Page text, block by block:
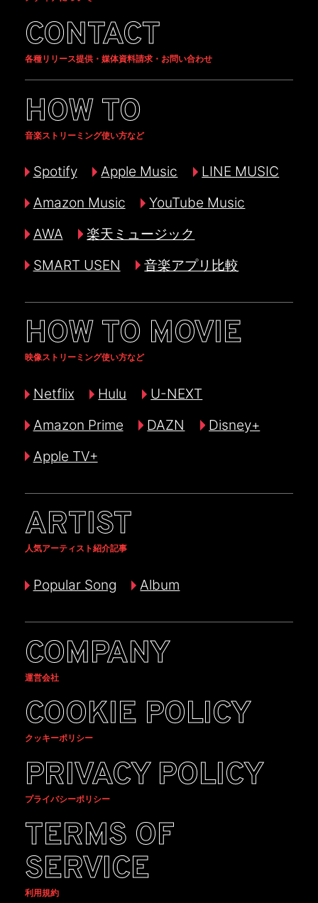
CONTACT
各種リリース提供・媒体資料請求・お問い合わせ
HOW TO
音楽ストリーミング使い方など
Spotify Apple Music
LINE MUSIC
Amazon Music
YouTube Music
AWA
楽天ミュージック
SMART USEN
音楽アプリ比較
HOW TO MOVIE
映像ストリーミング使い方など
Netflix Hulu
U-NEXT
Amazon Prime
DAZN
Disney+
Apple TV+
ARTIST
人気アーティスト紹介記事
Popular Song Album
COMPANY
運営会社
COOKIE POLICY
クッキーポリシー
PRIVACY POLICY
プライバシーポリシー
TERMS OF
SERVICE
利用規約